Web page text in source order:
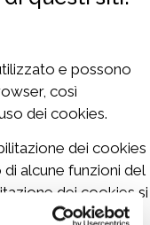
e possono
così
dei cookies.
dei cookies
alcune funzioni del
dei cookies si